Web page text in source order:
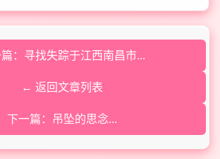
篇：寻找失踪于江西南昌市...
← 返回文章列表
下一篇：吊坠的思念...